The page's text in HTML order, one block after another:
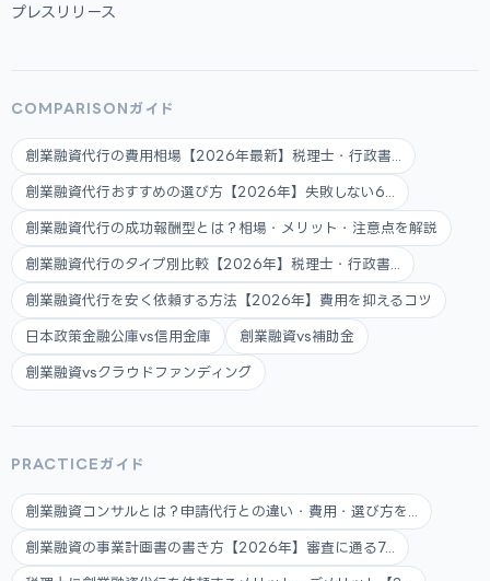
プレスリリース
COMPARISONガイド
創業融資代行の費用相場【2026年最新】税理士・行政書...
創業融資代行おすすめの選び方【2026年】失敗しない6...
創業融資代行の成功報酬型とは？相場・メリット・注意点を解説
創業融資代行のタイプ別比較【2026年】税理士・行政書...
創業融資代行を安く依頼する方法【2026年】費用を抑えるコツ
日本政策金融公庫vs信用金庫 創業融資vs補助金
創業融資vsクラウドファンディング
PRACTICEガイド
創業融資コンサルとは？申請代行との違い・費用・選び方を...
創業融資の事業計画書の書き方【2026年】審査に通る7...